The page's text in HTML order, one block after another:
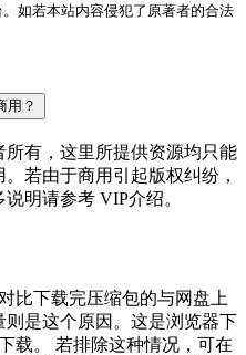
如若本站内容侵犯了原著者的合法
用？
有，这里所提供资源均只能
若由于商用引起版权纠纷，
明请参考 VIP介绍。
比下载完压缩包的与网盘上
是这个原因。这是浏览器下
载。 若排除这种情况，可在